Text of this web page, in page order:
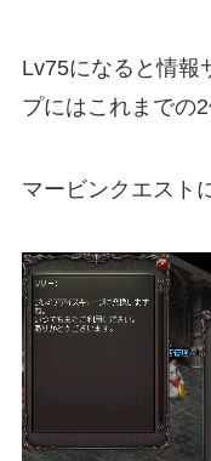
Lv75になると情報
プにはこれまでの
マービンクエスト